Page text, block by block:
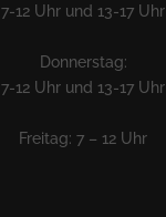
7-12 Uhr und 13-17 Uhr
Donnerstag:
7-12 Uhr und 13-17 Uhr
Freitag: 7 – 12 Uhr